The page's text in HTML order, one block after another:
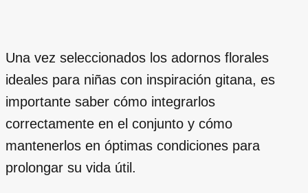
Una vez seleccionados los adornos florales
ideales para niñas con inspiración gitana, es
importante saber cómo integrarlos
correctamente en el conjunto y cómo
mantenerlos en óptimas condiciones para
prolongar su vida útil.